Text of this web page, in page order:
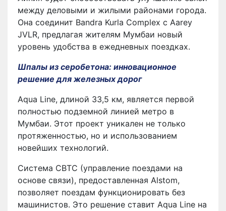
между деловыми и жилыми районами города.
Она соединит Bandra Kurla Complex с Aarey
JVLR, предлагая жителям Мумбаи новый
уровень удобства в ежедневных поездках.
Шпалы из серобетона: инновационное
решение для железных дорог
Aqua Line, длиной 33,5 км, является первой
полностью подземной линией метро в
Мумбаи. Этот проект уникален не только
протяженностью, но и использованием
новейших технологий.
Система CBTC (управление поездами на
основе связи), предоставленная Alstom,
позволяет поездам функционировать без
машинистов. Это решение ставит Aqua Line на